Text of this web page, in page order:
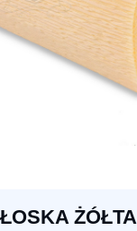
ŻÓŁTA